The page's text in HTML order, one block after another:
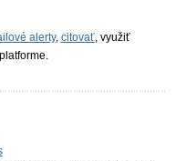
alerty, citovať, využiť